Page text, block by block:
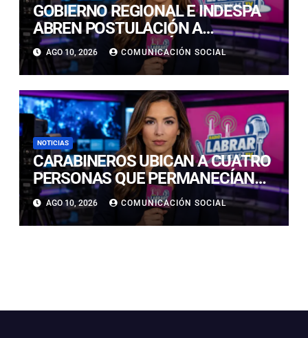
GOBIERNO REGIONAL E INDESPA
ABREN POSTULACIÓN A
CONCURSO POR MÁS DE $385
MILLONES PARA FORTALECER LA
PESCA ARTESANAL
AGO 10, 2026 COMUNICACIÓN SOCIAL
NOTICIAS
CARABINEROS UBICAN A CUATRO
PERSONAS QUE PERMANECÍAN
AISLADAS EN SECTOR
PRECORDILLERANO DE VALLENAR
AGO 10, 2026 COMUNICACIÓN SOCIAL